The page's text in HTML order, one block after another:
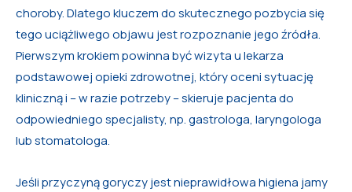
choroby. Dlatego kluczem do skutecznego pozbycia się
tego uciążliwego objawu jest rozpoznanie jego źródła.
Pierwszym krokiem powinna być wizyta u lekarza
podstawowej opieki zdrowotnej, który oceni sytuację
kliniczną i – w razie potrzeby – skieruje pacjenta do
odpowiedniego specjalisty, np. gastrologa, laryngologa
lub stomatologa.
Jeśli przyczyną goryczy jest nieprawidłowa higiena jamy